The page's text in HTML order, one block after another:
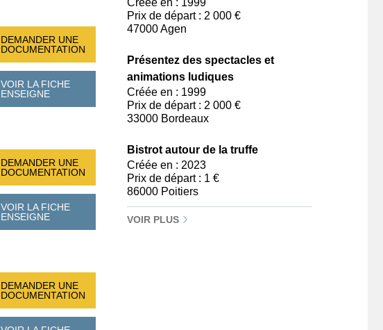
DEMANDER UNE
DOCUMENTATION
VOIR LA FICHE
ENSEIGNE
DEMANDER UNE
DOCUMENTATION
VOIR LA FICHE
ENSEIGNE
DEMANDER UNE
DOCUMENTATION
Créée en : 1999
Prix de départ : 2 000 €
47000 Agen
Présentez des spectacles et
animations ludiques
Créée en : 1999
Prix de départ : 2 000 €
33000 Bordeaux
Bistrot autour de la truffe
Créée en : 2023
Prix de départ : 1 €
86000 Poitiers
VOIR PLUS